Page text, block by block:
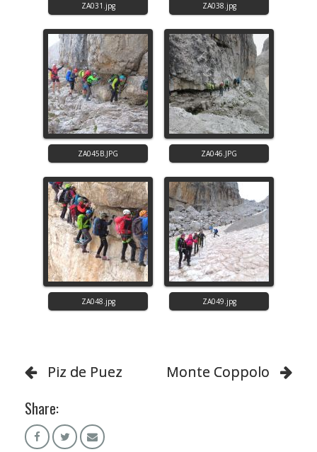
Piz de Puez Monte Coppolo
Share: